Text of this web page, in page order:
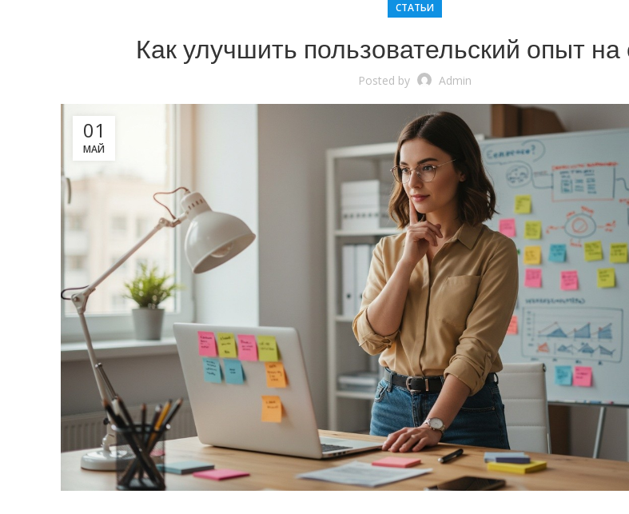
СТАТЬИ
Как улучшить пользовательский опыт на
Posted by Admin
01
МАЙ